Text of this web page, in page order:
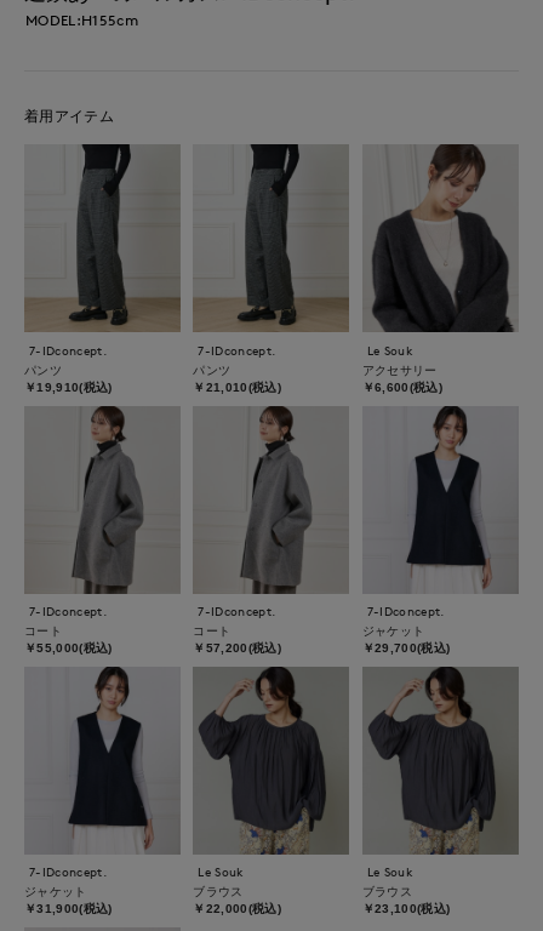
MODEL:H155cm
着用アイテム
7-IDconcept.
パンツ
￥19,910(税込)
7-IDconcept.
パンツ
￥21,010(税込)
Le Souk
アクセサリー
￥6,600(税込)
7-IDconcept.
コート
￥55,000(税込)
7-IDconcept.
コート
￥57,200(税込)
7-IDconcept.
ジャケット
￥29,700(税込)
7-IDconcept.
ジャケット
￥31,900(税込)
Le Souk
ブラウス
￥22,000(税込)
Le Souk
ブラウス
￥23,100(税込)